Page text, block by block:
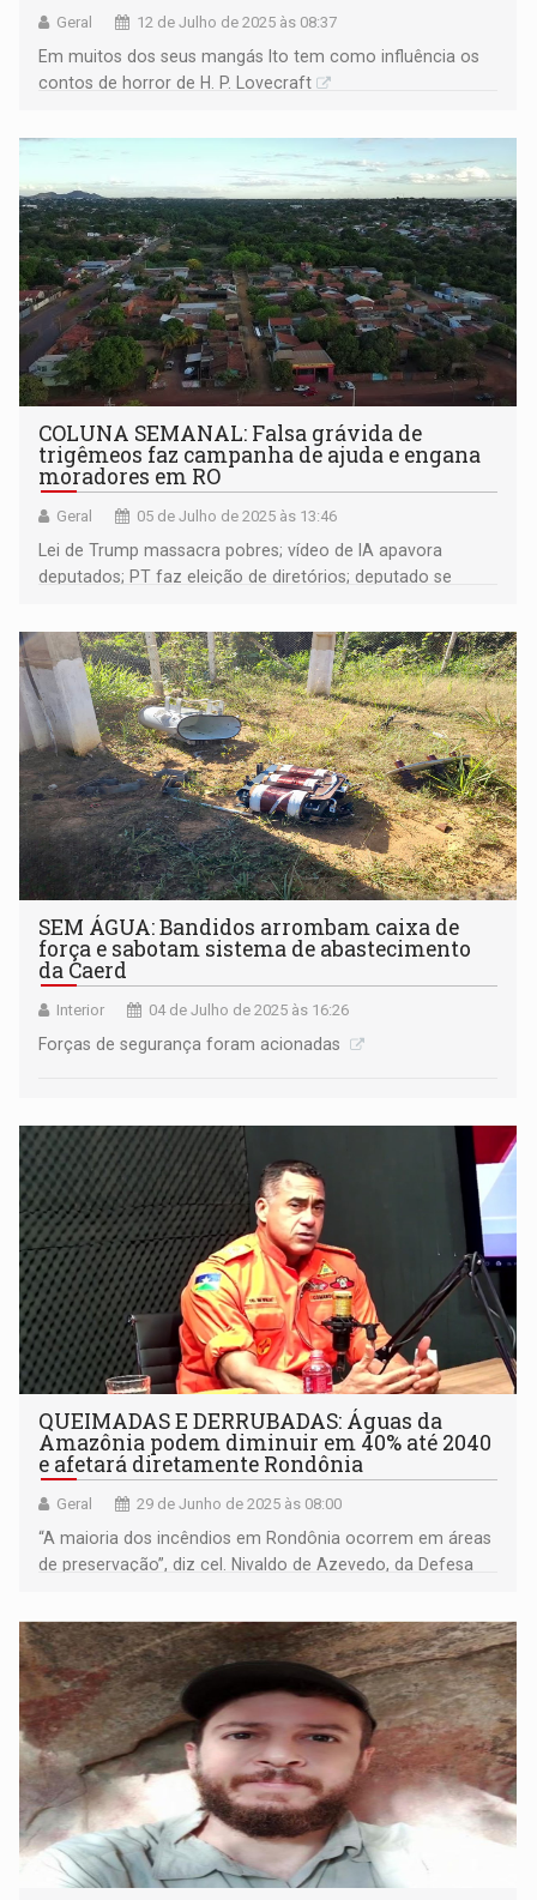
Geral 12 de Julho de 2025 às 08:37
Em muitos dos seus mangás Ito tem como influência os
contos de horror de H. P. Lovecraft
COLUNA SEMANAL: Falsa grávida de
trigêmeos faz campanha de ajuda e engana
moradores em RO
Geral 05 de Julho de 2025 às 13:46
Lei de Trump massacra pobres; vídeo de IA apavora
deputados; PT faz eleição de diretórios; deputado se
SEM ÁGUA: Bandidos arrombam caixa de
força e sabotam sistema de abastecimento
da Caerd
Interior 04 de Julho de 2025 às 16:26
Forças de segurança foram acionadas
QUEIMADAS E DERRUBADAS: Águas da
Amazônia podem diminuir em 40% até 2040
e afetará diretamente Rondônia
Geral 29 de Junho de 2025 às 08:00
“A maioria dos incêndios em Rondônia ocorrem em áreas
de preservação”, diz cel. Nivaldo de Azevedo, da Defesa